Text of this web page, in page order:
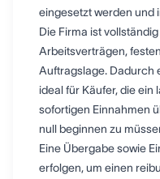
eingesetzt werden und
Die Firma ist
Arbeitsverträgen,
Auftragslage. Dadurch
ideal für Käufer, die
sofortigen Einnahmen
null beginnen zu
Eine Übergabe sowie
erfolgen, um einen